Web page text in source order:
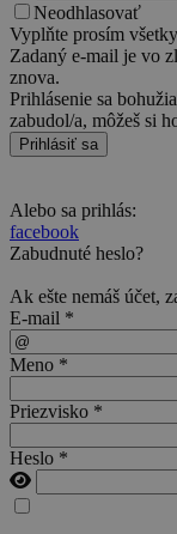
Neodhlasovať
Vyplňte prosím
Zadaný e-mail je vo
znova.
Prihlásenie sa
zabudol/a, môžeš si
Prihlásiť sa
Alebo sa prihlás:
facebook
Zabudnuté heslo?
Ak ešte nemáš účet,
E-mail *
Meno *
Priezvisko *
Heslo *